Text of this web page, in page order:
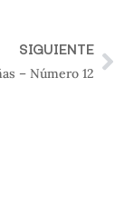
SIGUIENTE
– Número 12